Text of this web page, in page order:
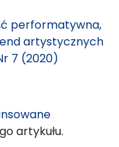
performatywna,
artystycznych
7 (2020)
artykułu.